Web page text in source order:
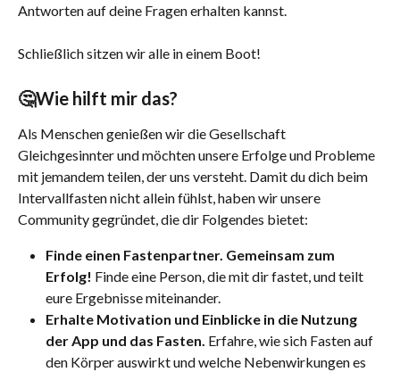
Antworten auf deine Fragen erhalten kannst.
Schließlich sitzen wir alle in einem Boot!
🤔Wie hilft mir das?
Als Menschen genießen wir die Gesellschaft
Gleichgesinnter und möchten unsere Erfolge und Probleme
mit jemandem teilen, der uns versteht. Damit du dich beim
Intervallfasten nicht allein fühlst, haben wir unsere
Community gegründet, die dir Folgendes bietet:
Finde einen Fastenpartner. Gemeinsam zum
Erfolg! Finde eine Person, die mit dir fastet, und teilt
eure Ergebnisse miteinander.
Erhalte Motivation und Einblicke in die Nutzung
der App und das Fasten. Erfahre, wie sich Fasten auf
den Körper auswirkt und welche Nebenwirkungen es